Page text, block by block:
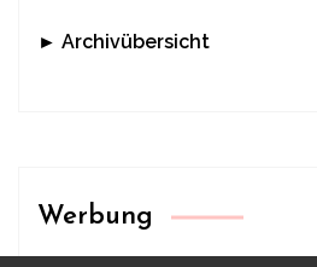
► Archivübersicht
Werbung